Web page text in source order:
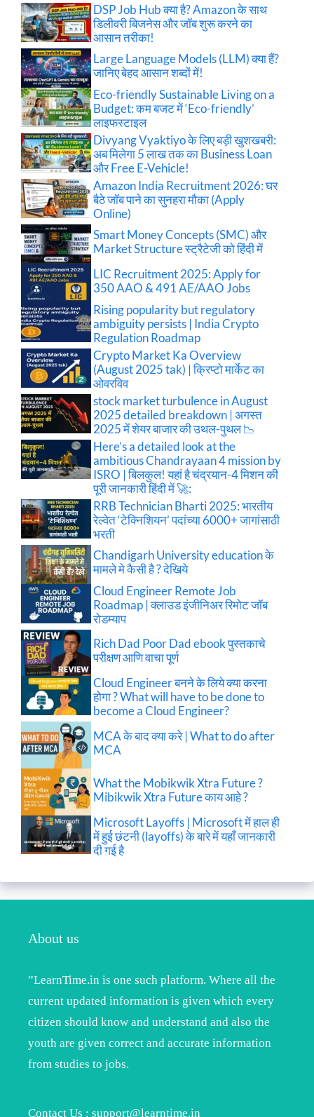
DSP Job Hub क्या है? Amazon के साथ
डिलीवरी बिजनेस और जॉब शुरू करने का
आसान तरीका!
Large Language Models (LLM) क्या हैं?
जानिए बेहद आसान शब्दों में!
Eco-friendly Sustainable Living on a
Budget: कम बजट में ‘Eco-friendly’
लाइफस्टाइल
Divyang Vyaktiyo के लिए बड़ी खुशखबरी:
अब मिलेगा 5 लाख तक का Business Loan
और Free E-Vehicle!
Amazon India Recruitment 2026: घर
बैठे जॉब पाने का सुनहरा मौका (Apply
Online)
Smart Money Concepts (SMC) और
Market Structure स्ट्रैटेजी को हिंदी में
LIC Recruitment 2025: Apply for
350 AAO & 491 AE/AAO Jobs
Rising popularity but regulatory
ambiguity persists | India Crypto
Regulation Roadmap
Crypto Market Ka Overview
(August 2025 tak) | क्रिप्टो मार्केट का
ओवरविव
stock market turbulence in August
2025 detailed breakdown | अगस्त
2025 में शेयर बाजार की उथल-पुथल 📉
Here’s a detailed look at the
ambitious Chandrayaan 4 mission by
ISRO | बिलकुल! यहां है चंद्रयान-4 मिशन की
पूरी जानकारी हिंदी में 🚀:
RRB Technician Bharti 2025: भारतीय
रेल्वेत ‘टेक्निशियन’ पदांच्या 6000+ जागांसाठी
भरती
Chandigarh University education के
मामले मे कैसी है ? देखिये
Cloud Engineer Remote Job
Roadmap | क्लाउड इंजीनिअर रिमोट जॉब
रोडम्याप
Rich Dad Poor Dad ebook पुस्तकाचे
परीक्षण आणि वाचा पूर्ण
Cloud Engineer बनने के लिये क्या करना
होगा ? What will have to be done to
become a Cloud Engineer?
MCA के बाद क्या करे | What to do after
MCA
What the Mobikwik Xtra Future ?
Mibikwik Xtra Future काय आहे ?
Microsoft Layoffs | Microsoft में हाल ही
में हुई छंटनी (layoffs) के बारे में यहाँ जानकारी
दी गई है
About us
”LearnTime.in is one such platform. Where all the
current updated information is given which every
citizen should know and understand and also the
youth are given correct and accurate information
from studies to jobs.
Contact Us : support@learntime.in